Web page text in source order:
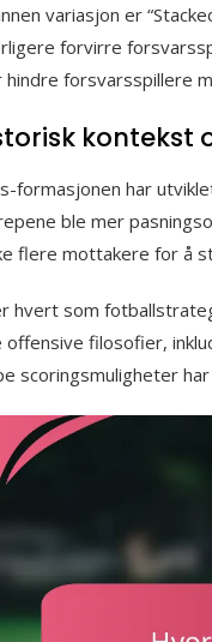
variasjon er
forvirre
hindre forsvarsspillere
kontekst
formasjonen har
ble mer
flere mottakere for å
hvert som
offensive filosofier,
scoringsmuligheter